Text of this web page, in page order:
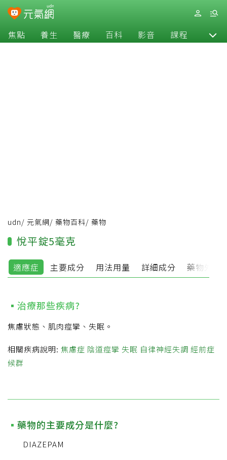
焦點 養生 醫療 百科 影音 課程 退休
udn/ 元氣網/ 藥物百科/ 藥物
悅平錠5毫克
適應症 主要成分 用法用量 詳細成分 藥物外觀
治療那些疾病?
焦慮狀態、肌肉痙攣、失眠。
相關疾病說明: 焦慮症 陰道痙攣 失眠 自律神經失調 經前症
候群
藥物的主要成分是什麼?
DIAZEPAM